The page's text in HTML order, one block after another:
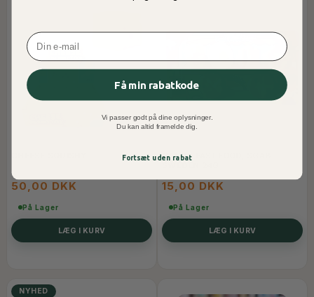
50,00 DKK
På Lager
LÆG I KURV
CANDY FASTFOOD, SGAB
15,00 DKK
På Lager
LÆG I KURV
NYHED
Email
Få min rabatkode
Vi passer godt på dine oplysninger.
Du kan altid framelde dig.
Fortsæt uden rabat